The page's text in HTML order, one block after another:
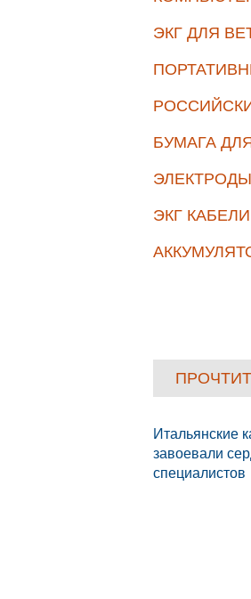
ЭКГ ДЛЯ
БУМАГА
ЭКГ КАБЕЛИ
Итальянские
завоевали
специалистов